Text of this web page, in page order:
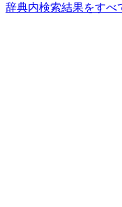
辞典内検索結果をすべ